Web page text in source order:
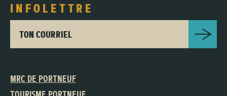
INFOLETTRE
TON COURRIEL
MRC DE PORTNEUF